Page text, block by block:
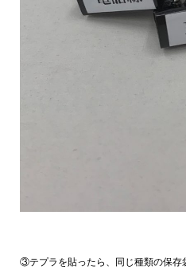
③テプラを貼ったら、同じ種類の保存